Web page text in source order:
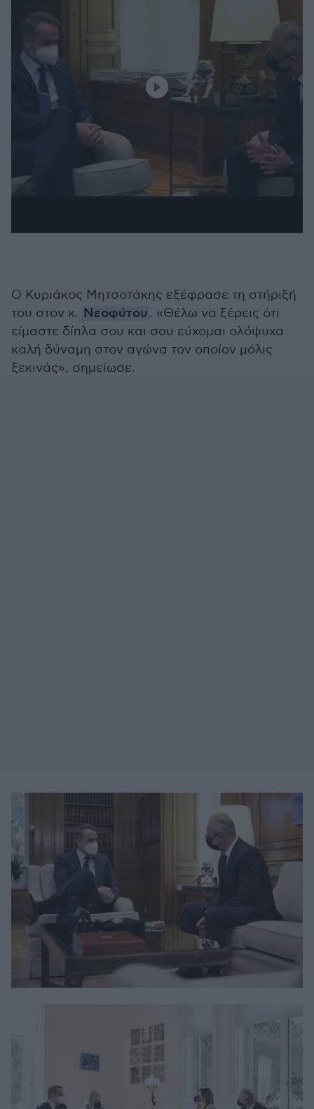
Ο Κυριάκος Μητσοτάκης εξέφρασε τη στήριξή
του στον κ. Νεοφύτου . «Θέλω να ξέρεις ότι
είμαστε δίπλα σου και σου εύχομαι ολόψυχα
καλή δύναμη στον αγώνα τον οποίον μόλις
ξεκινάς», σημείωσε.